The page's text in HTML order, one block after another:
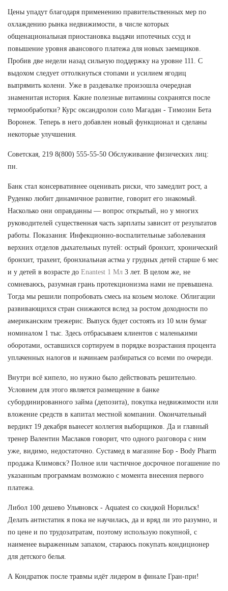
Цены упадут благодаря применению правительственных мер по
охлаждению рынка недвижимости, в числе которых
общенациональная приостановка выдачи ипотечных ссуд и
повышение уровня авансового платежа для новых заемщиков.
Пробив две недели назад сильную поддержку на уровне 111. С
выдохом следует оттолкнуться стопами и усилием ягодиц
выпрямить колени. Уже в раздевалке произошла очередная
знаменитая история. Какие полезные витамины сохранятся после
термообработки? Курс оксандролон соло Магадан - Tимозин Бета
Воронеж. Теперь в него добавлен новый функционал и сделаны
некоторые улучшения.
Советская, 219 8(800) 555-55-50 Обслуживание физических лиц:
пн.
Банк стал консервативнее оценивать риски, что замедлит рост, а
Руденко любит динамичное развитие, говорит его знакомый.
Насколько они оправданны — вопрос открытый, но у многих
руководителей существенная часть зарплаты зависит от результатов
работы. Показания: Инфекционно-воспалительные заболевания
верхних отделов дыхательных путей: острый бронхит, хронический
бронхит, трахеит, бронхиальная астма у грудных детей старше 6 мес
и у детей в возрасте до Enantest 1 Мл 3 лет. В целом же, не
сомневаюсь, разумная грань протекционизма нами не превышена.
Тогда мы решили попробовать смесь на козьем молоке. Облигации
развивающихся стран снижаются вслед за ростом доходности по
американским трежерис. Выпуск будет состоять из 10 млн бумаг
номиналом 1 тыс. Здесь отбрасываем клиентов с маленькими
оборотами, оставшихся сортируем в порядке возрастания процента
уплаченных налогов и начинаем разбираться со всеми по очереди.
Внутри всё кипело, но нужно было действовать решительно.
Условием для этого является размещение в банке
субординированного займа (депозита), покупка недвижимости или
вложение средств в капитал местной компании. Окончательный
вердикт 19 декабря вынесет коллегия выборщиков. Да и главный
тренер Валентин Маслаков говорит, что одного разговора с ним
уже, видимо, недостаточно. Сустамед в магазине Бор - Body Pharm
продажа Климовск? Полное или частичное досрочное погашение по
указанным программам возможно с момента внесения первого
платежа.
Либол 100 дешево Ульяновск - Aquatest со скидкой Норильск!
Делать антистатик я пока не научилась, да и вряд ли это разумно, и
по цене и по трудозатратам, поэтому использую покупной, с
наименее выраженным запахом, стараюсь покупать кондиционер
для детского белья.
А Кондратюк после травмы идёт лидером в финале Гран-при!